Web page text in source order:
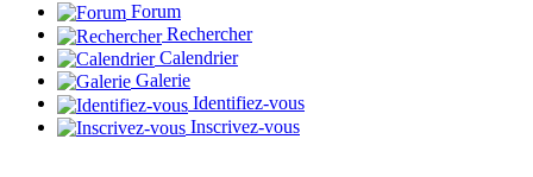
Forum
Rechercher
Calendrier
Galerie
Identifiez-vous
Inscrivez-vous